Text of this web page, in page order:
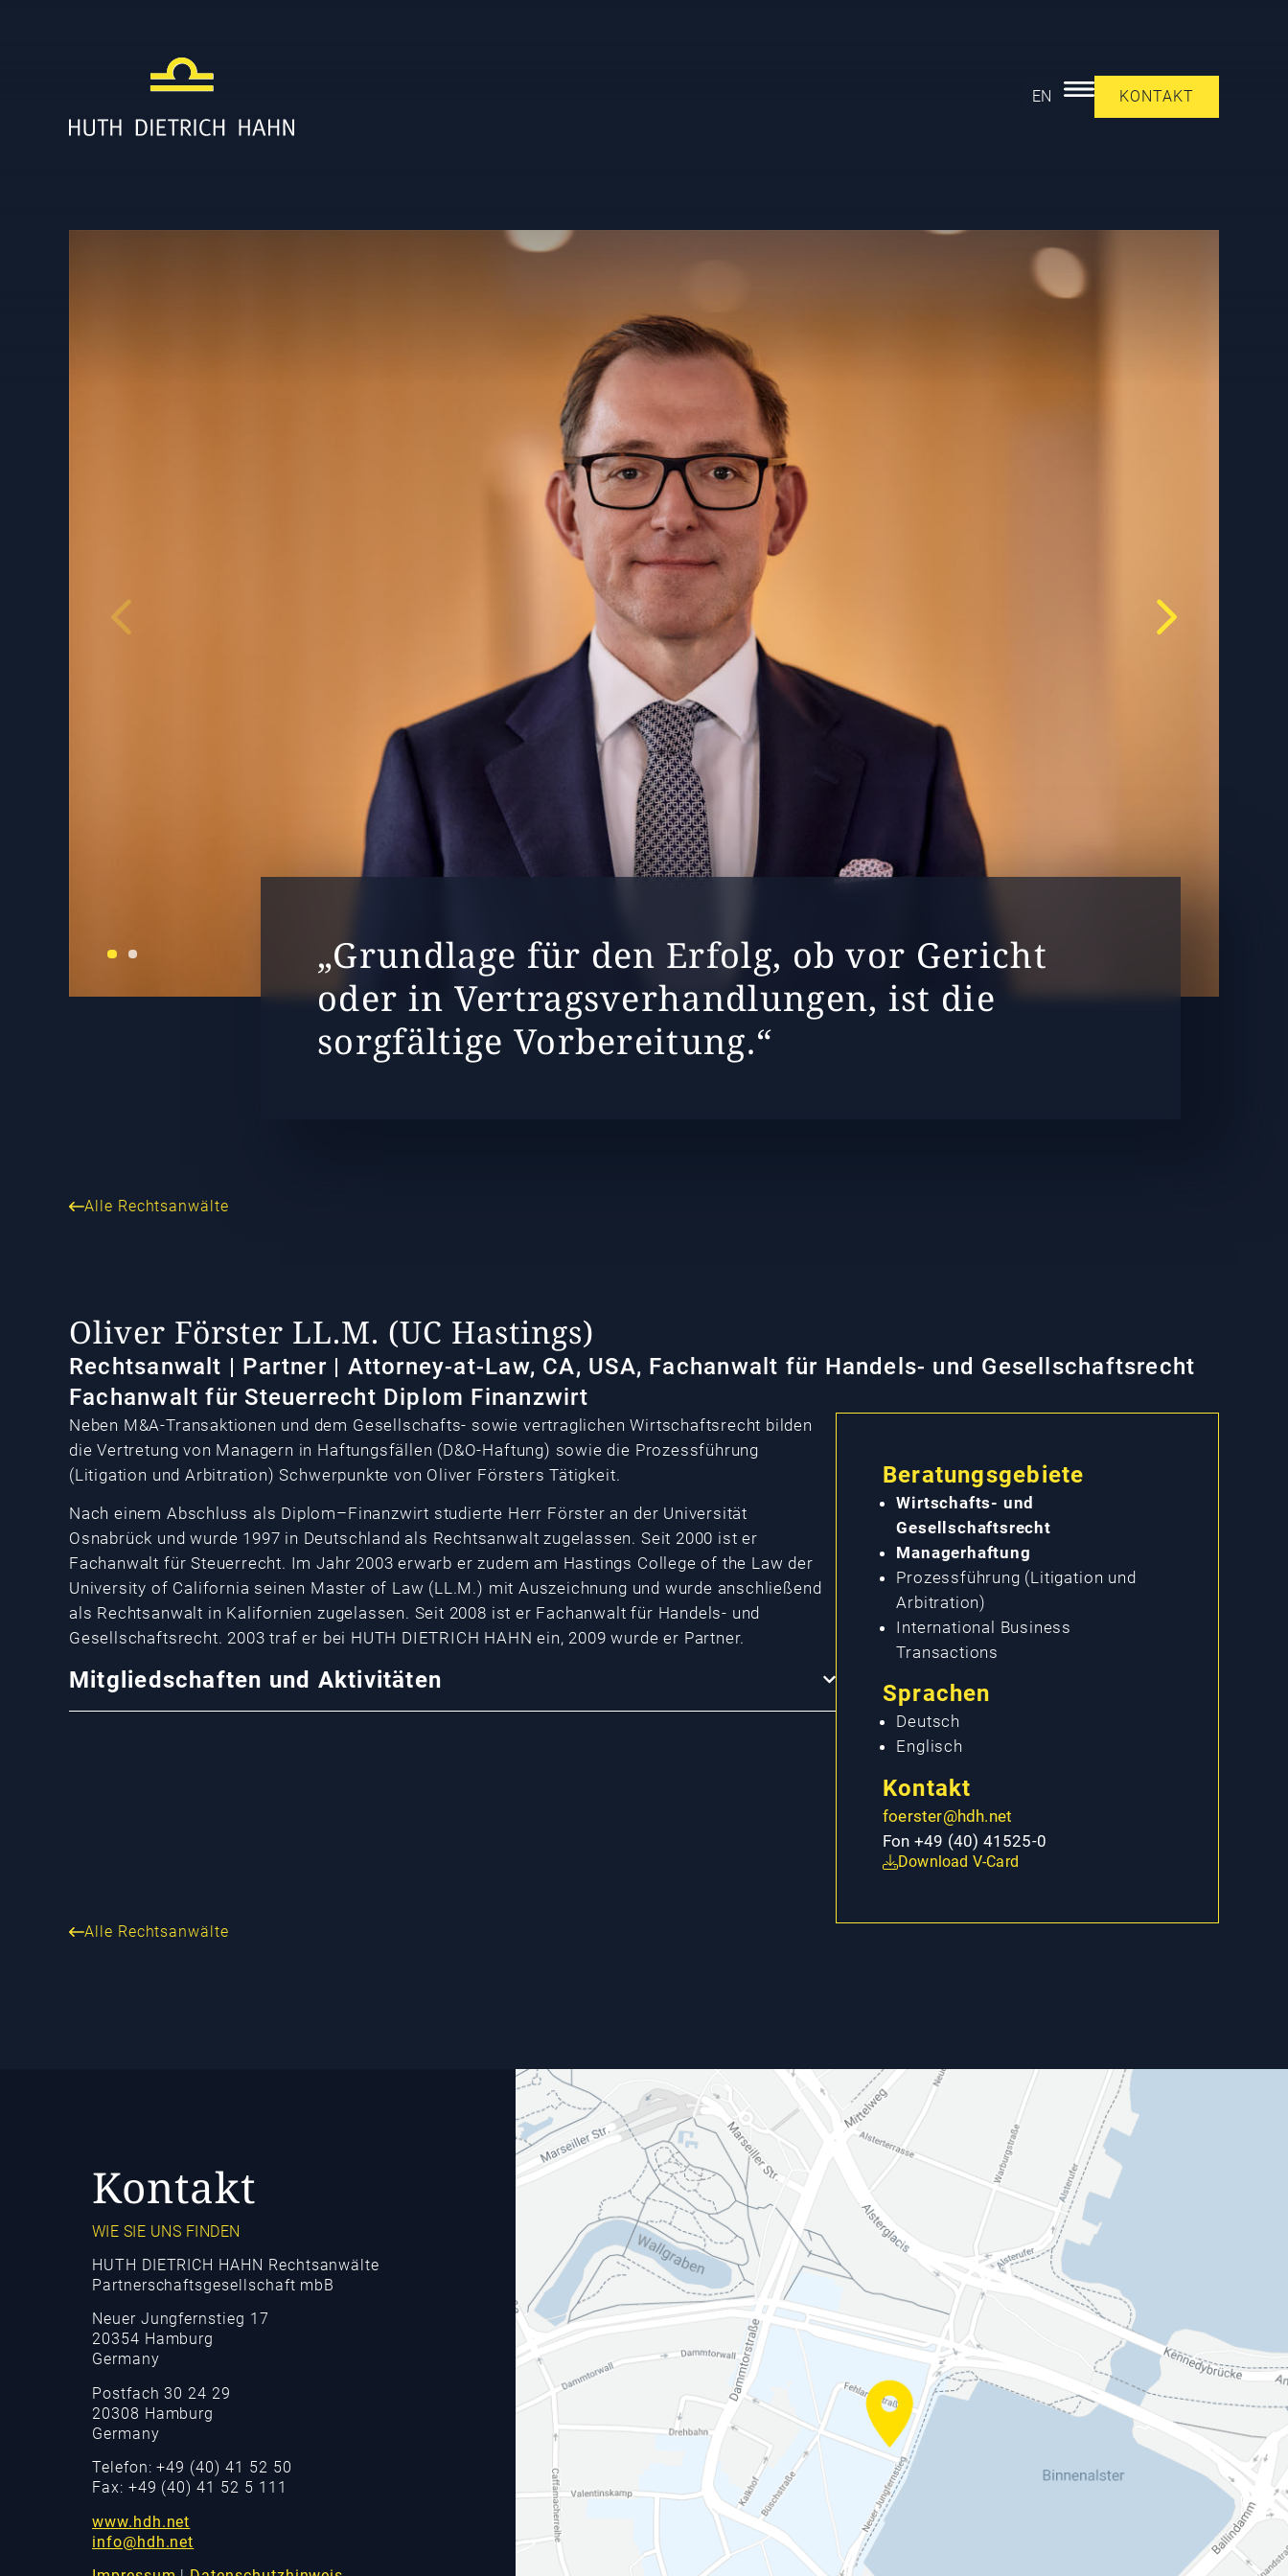
EN KONTAKT
„Grundlage für den Erfolg, ob vor Gericht
oder in Vertragsverhandlungen, ist die
sorgfältige Vorbereitung.“
Alle Rechtsanwälte
Oliver Förster LL.M. (UC Hastings)
Rechtsanwalt | Partner | Attorney-at-Law, CA, USA, Fachanwalt für Handels- und Gesellschaftsrecht
Fachanwalt für Steuerrecht Diplom Finanzwirt
Neben M&A-Transaktionen und dem Gesellschafts- sowie vertraglichen Wirtschaftsrecht bilden
die Vertretung von Managern in Haftungsfällen (D&O-Haftung) sowie die Prozessführung
(Litigation und Arbitration) Schwerpunkte von Oliver Försters Tätigkeit.
Nach einem Abschluss als Diplom–Finanzwirt studierte Herr Förster an der Universität
Osnabrück und wurde 1997 in Deutschland als Rechtsanwalt zugelassen. Seit 2000 ist er
Fachanwalt für Steuerrecht. Im Jahr 2003 erwarb er zudem am Hastings College of the Law der
University of California seinen Master of Law (LL.M.) mit Auszeichnung und wurde anschließend
als Rechtsanwalt in Kalifornien zugelassen. Seit 2008 ist er Fachanwalt für Handels- und
Gesellschaftsrecht. 2003 traf er bei HUTH DIETRICH HAHN ein, 2009 wurde er Partner.
Mitgliedschaften und Aktivitäten
Beratungsgebiete
Wirtschafts- und
Gesellschaftsrecht
Managerhaftung
Prozessführung (Litigation und
Arbitration)
International Business
Transactions
Sprachen
Deutsch
Englisch
Kontakt
foerster@hdh.net
Fon +49 (40) 41525-0
Download V-Card
Alle Rechtsanwälte
Kontakt
WIE SIE UNS FINDEN
HUTH DIETRICH HAHN Rechtsanwälte
Partnerschaftsgesellschaft mbB
Neuer Jungfernstieg 17
20354 Hamburg
Germany
Postfach 30 24 29
20308 Hamburg
Germany
Telefon: +49 (40) 41 52 50
Fax: +49 (40) 41 52 5 111
www.hdh.net
info@hdh.net